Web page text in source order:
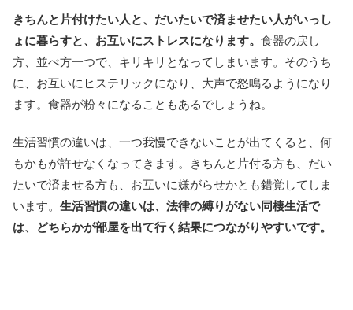
きちんと片付けたい人と、だいたいで済ませたい人がいっし
ょに暮らすと、お互いにストレスになります。 食器の戻し
方、並べ方一つで、キリキリとなってしまいます。そのうち
に、お互いにヒステリックになり、大声で怒鳴るようになり
ます。食器が粉々になることもあるでしょうね。
生活習慣の違いは、一つ我慢できないことが出てくると、何
もかもが許せなくなってきます。きちんと片付る方も、だい
たいで済ませる方も、お互いに嫌がらせかとも錯覚してしま
います。 生活習慣の違いは、法律の縛りがない同棲生活で
は、どちらかが部屋を出て行く結果につながりやすいです。